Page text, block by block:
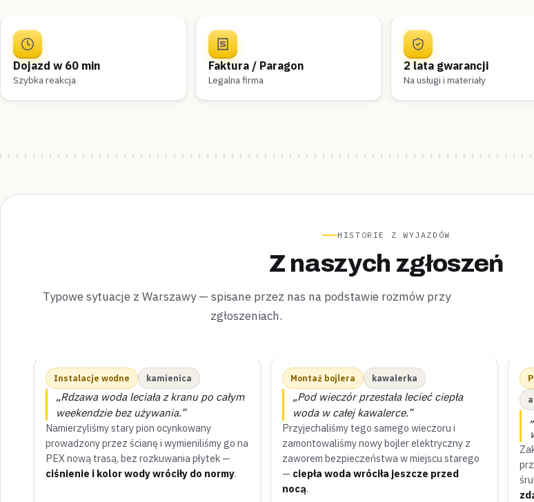
Dojazd w 60 min
Szybka reakcja
Faktura / Paragon
Legalna firma
2 lata gwarancji
Na usługi i materiały
HISTORIE Z WYJAZDÓW
Z naszych zgłoszeń
Typowe sytuacje z Warszawy — spisane przez nas na podstawie rozmów przy
zgłoszeniach.
Instalacje wodne kamienica
„Rdzawa woda leciała z kranu po całym
weekendzie bez używania.”
Namierzyliśmy stary pion ocynkowany
prowadzony przez ścianę i wymieniliśmy go na
PEX nową trasą, bez rozkuwania płytek —
ciśnienie i kolor wody wróciły do normy.
Montaż bojlera kawalerka
„Pod wieczór przestała lecieć ciepła
woda w całej kawalerce.”
Przyjechaliśmy tego samego wieczoru i
zamontowaliśmy nowy bojler elektryczny z
zaworem bezpieczeństwa w miejscu starego
— ciepła woda wróciła jeszcze przed
nocą.